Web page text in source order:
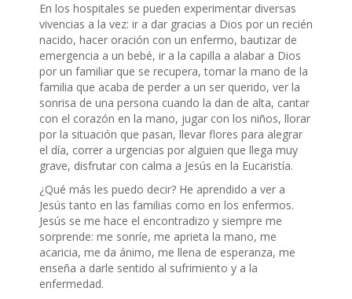
En los hospitales se pueden experimentar diversas
vivencias a la vez: ir a dar gracias a Dios por un recién
nacido, hacer oración con un enfermo, bautizar de
emergencia a un bebé, ir a la capilla a alabar a Dios
por un familiar que se recupera, tomar la mano de la
familia que acaba de perder a un ser querido, ver la
sonrisa de una persona cuando la dan de alta, cantar
con el corazón en la mano, jugar con los niños, llorar
por la situación que pasan, llevar flores para alegrar
el día, correr a urgencias por alguien que llega muy
grave, disfrutar con calma a Jesús en la Eucaristía.
¿Qué más les puedo decir? He aprendido a ver a
Jesús tanto en las familias como en los enfermos.
Jesús se me hace el encontradizo y siempre me
sorprende: me sonríe, me aprieta la mano, me
acaricia, me da ánimo, me llena de esperanza, me
enseña a darle sentido al sufrimiento y a la
enfermedad.